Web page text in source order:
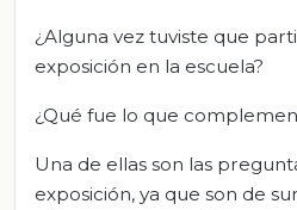
¿Alguna vez tuviste que
exposición en la escuela?
¿Qué fue lo que
Una de ellas son las
exposición, ya que son de